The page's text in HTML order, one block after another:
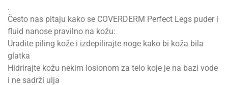
.
Često nas pitaju kako se COVERDERM Perfect Legs puder i
fluid nanose pravilno na kožu:
Uradite piling kože i izdepilirajte noge kako bi koža bila
glatka
Hidrirajte kožu nekim losionom za telo koje je na bazi vode
i ne sadrži ulja